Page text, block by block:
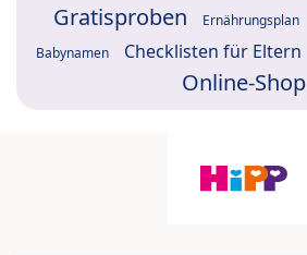
Gratisproben Ernährungsplan
Babynamen Checklisten für Eltern
Online-Shop